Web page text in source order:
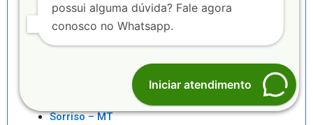
Serra – ES
Serrinha – BA
Sete Lagoas – MG
Sorriso – MT
possui alguma dúvida? Fale agora
conosco no Whatsapp.
Iniciar atendimento